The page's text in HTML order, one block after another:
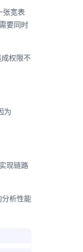
张宽表
要同时
权限不
为
现链路
析性能